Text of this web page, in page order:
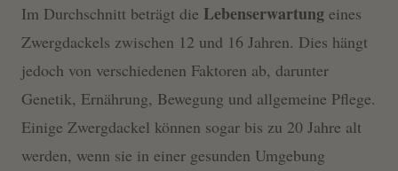
Im Durchschnitt beträgt die Lebenserwartung eines
Zwergdackels zwischen 12 und 16 Jahren. Dies hängt
jedoch von verschiedenen Faktoren ab, darunter
Genetik, Ernährung, Bewegung und allgemeine Pflege.
Einige Zwergdackel können sogar bis zu 20 Jahre alt
werden, wenn sie in einer gesunden Umgebung